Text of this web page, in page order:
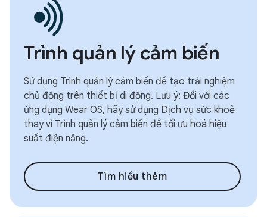
Trình quản lý cảm biến
Sử dụng Trình quản lý cảm biến để tạo trải nghiệm
chủ động trên thiết bị di động. Lưu ý: Đối với các
ứng dụng Wear OS, hãy sử dụng Dịch vụ sức khoẻ
thay vì Trình quản lý cảm biến để tối ưu hoá hiệu
suất điện năng.
Tìm hiểu thêm